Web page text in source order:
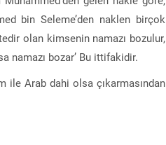
bin Seleme’den naklen birçok
olan kimsenin namazı bozulur,
namazı bozar’ Bu ittifakidir.
ile Arab dahi olsa çıkarmasından